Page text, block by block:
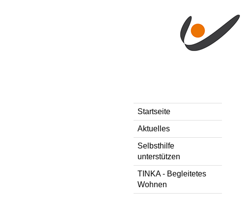
Startseite
Aktuelles
Selbsthilfe
unterstützen
TINKA - Begleitetes
Wohnen